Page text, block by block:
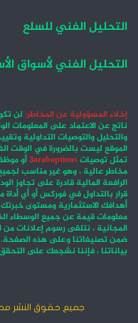
التحليل الفني للسلع
التحليل الفني لأسواق
إخلاء المسؤولية عن المخاطر: لن
ناتج عن الاعتماد على المعلومات
والتحليل والتوصيات التداولية
الموقع ليست بالضرورة في الوقت
تمثل توصيات3araboptionsأو
مخاطر عالية ، وهو غير مناسب
الرافعة المالية قادرة على تجاوز
قرار بالتداول في فوركس أو أي
أهدافك الاستثمارية ومستوى
معلومات قيمة عن جميع الوسطاء
المجانية ، نتلقى رسوم إعلانات
ضمن تصنيفاتنا وعلى هذه
بياناتنا ، فإننا نشجعك على
جميع حقوق النشر